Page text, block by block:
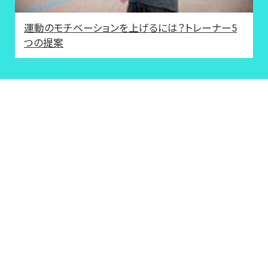
運動のモチベーションを上げるには？トレーナー5
つの提案